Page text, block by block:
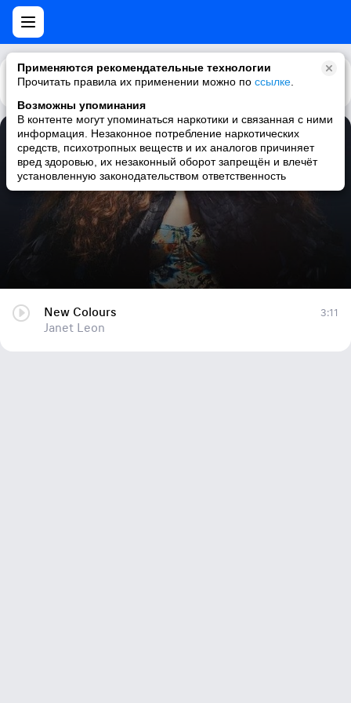
Применяются рекомендательные технологии
Прочитать правила их применении можно по ссылке
Возможны упоминания
В контенте могут упоминаться наркотики и связанная с ними
информация. Незаконное потребление наркотических
средств, психотропных веществ и их аналогов причиняет
вред здоровью, их незаконный оборот запрещён и влечёт
установленную законодательством ответственность
Каталог Рекомендации
New Colours
Janet Leon
New Colours
Janet Leon
3:11